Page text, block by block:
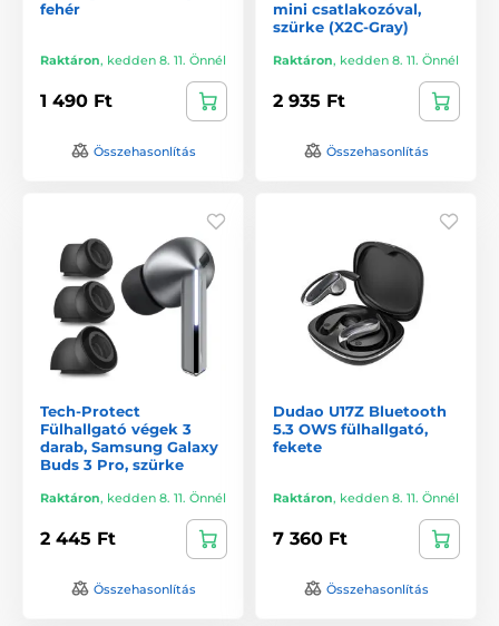
fehér
Raktáron, kedden 8. 11. Önnél
1 490 Ft
Összehasonlítás
mini csatlakozóval,
szürke (X2C-Gray)
Raktáron, kedden 8. 11. Önnél
2 935 Ft
Összehasonlítás
Tech-Protect
Fülhallgató végek 3
darab, Samsung Galaxy
Buds 3 Pro, szürke
Raktáron, kedden 8. 11. Önnél
2 445 Ft
Összehasonlítás
Dudao U17Z Bluetooth
5.3 OWS fülhallgató,
fekete
Raktáron, kedden 8. 11. Önnél
7 360 Ft
Összehasonlítás